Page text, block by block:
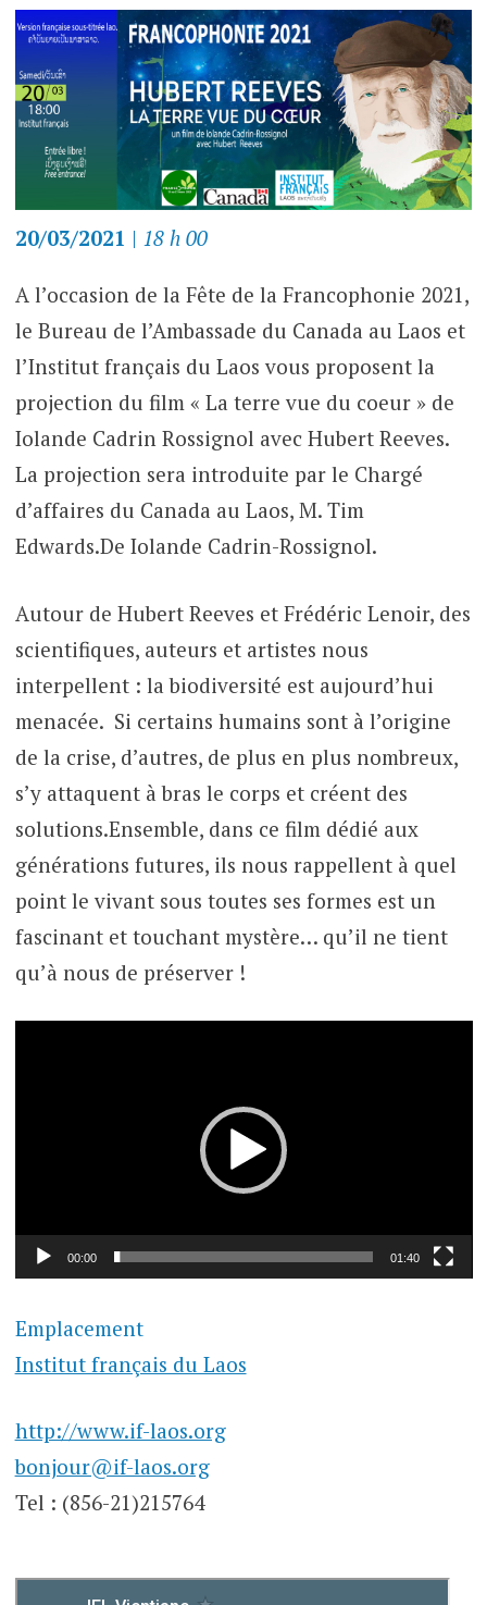
20/03/2021 | 18 h 00
A l’occasion de la Fête de la Francophonie 2021,
le Bureau de l’Ambassade du Canada au Laos et
l’Institut français du Laos vous proposent la
projection du film « La terre vue du coeur » de
Iolande Cadrin Rossignol avec Hubert Reeves.
La projection sera introduite par le Chargé
d’affaires du Canada au Laos, M. Tim
Edwards.De Iolande Cadrin-Rossignol.
Autour de Hubert Reeves et Frédéric Lenoir, des
scientifiques, auteurs et artistes nous
interpellent : la biodiversité est aujourd’hui
menacée. Si certains humains sont à l’origine
de la crise, d’autres, de plus en plus nombreux,
s’y attaquent à bras le corps et créent des
solutions.Ensemble, dans ce film dédié aux
générations futures, ils nous rappellent à quel
point le vivant sous toutes ses formes est­ un
fascinant et touchant mystère… qu’il ne tient
qu’à nous de préserver !
00:00 01:40
Emplacement
Institut français du Laos
http://www.if-laos.org
bonjour@if-laos.org
Tel : (856-21)215764